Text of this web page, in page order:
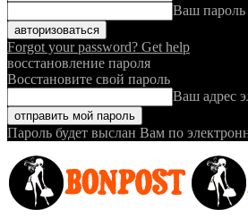
Ваш пароль
Forgot your password? Get help
восстановление пароля
Восстановите свой пароль
Ваш адрес
Пароль будет выслан Вам по